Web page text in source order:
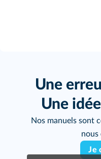
Une
Une
Nos manuels sont
nous
Je